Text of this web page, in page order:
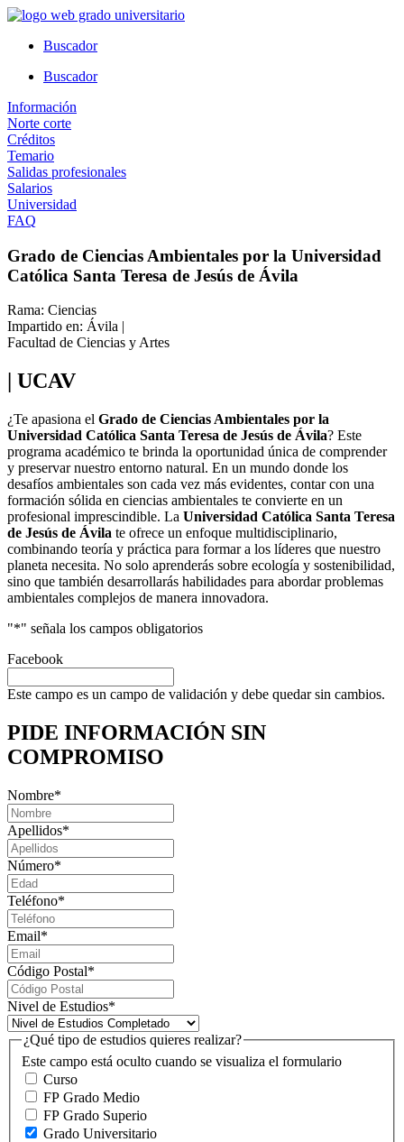
Ir
contenidoBuscador
Buscador
Información
Norte corte
Créditos
Temario
Salidas profesionales
Salarios
Universidad
FAQ
Grado de Ciencias Ambientales por la Universidad
Católica Santa Teresa de Jesús de Ávila
Rama: Ciencias
Impartido en: Ávila |
Facultad de Ciencias y Artes
| UCAV
¿Te apasiona el Grado de Ciencias Ambientales por la
Universidad Católica Santa Teresa de Jesús de Ávila? Este
programa académico te brinda la oportunidad única de comprender
y preservar nuestro entorno natural. En un mundo donde los
desafíos ambientales son cada vez más evidentes, contar con una
formación sólida en ciencias ambientales te convierte en un
profesional imprescindible. La Universidad Católica Santa Teresa
de Jesús de Ávila te ofrece un enfoque multidisciplinario,
combinando teoría y práctica para formar a los líderes que nuestro
planeta necesita. No solo aprenderás sobre ecología y sostenibilidad,
sino que también desarrollarás habilidades para abordar problemas
ambientales complejos de manera innovadora.
"*" señala los campos obligatorios
Facebook
Este campo es un campo de validación y debe quedar sin cambios.
PIDE INFORMACIÓN SIN
COMPROMISO
Nombre*
Apellidos*
Número*
Teléfono*
Email*
Código Postal*
Nivel de Estudios*
Este campo está oculto cuando se visualiza el formulario
¿Qué tipo de estudios quieres realizar?
Curso
FP Grado Medio
FP Grado Superio
Grado Universitario